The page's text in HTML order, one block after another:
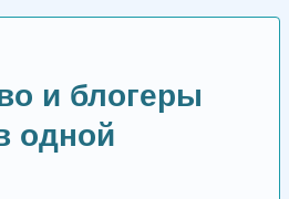
и блогеры
одной